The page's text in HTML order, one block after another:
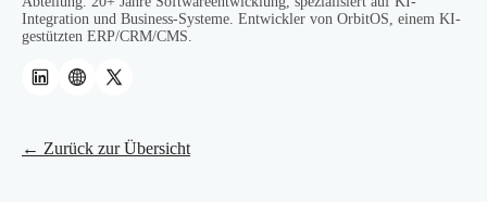
Integration und Business-Systeme. Entwickler von OrbitOS, einem KI-
gestützten ERP/CRM/CMS.
← Zurück zur Übersicht